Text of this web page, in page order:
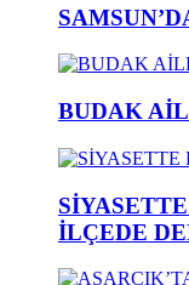
BUDAK
İLÇEDE